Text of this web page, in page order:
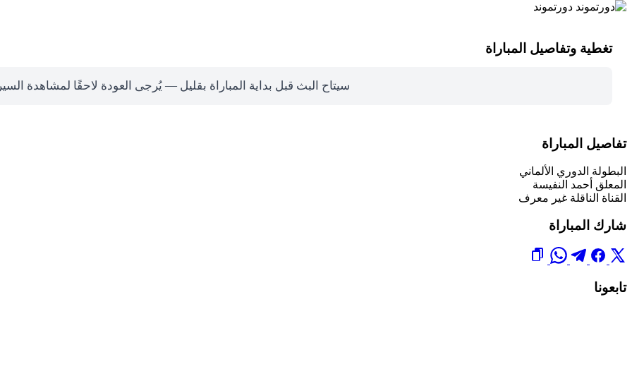
دورتموند
تغطية وتفاصيل المباراة
سيتاح البث قبل بداية المباراة بقليل — يُرجى العودة لاحقًا لمشاهدة
تفاصيل المباراة
البطولة الدوري الألماني
المعلق أحمد النفيسة
القناة الناقلة غير معرف
شارك المباراة
تابعونا